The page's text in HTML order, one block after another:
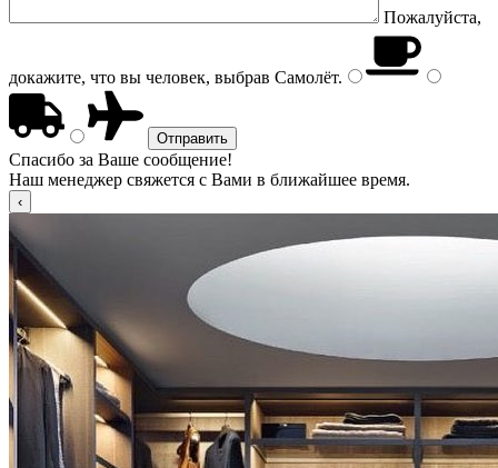
Пожалуйста,
докажите, что вы человек, выбрав Самолёт.
Спасибо за Ваше сообщение!
Наш менеджер свяжется с Вами в ближайшее время.